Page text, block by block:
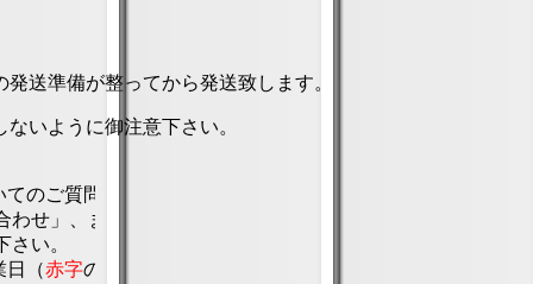
送準備が整ってから発送致します。
いように御注意下さい。